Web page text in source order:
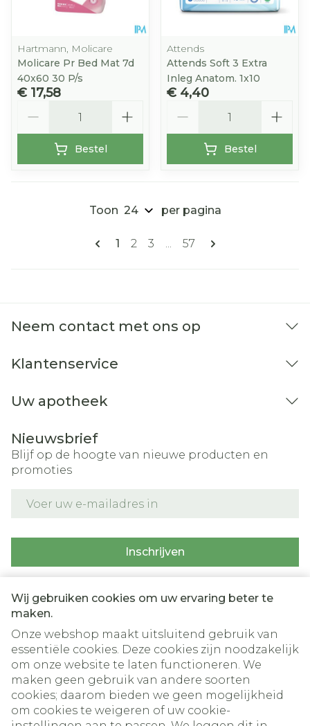
Wij gebruiken cookies om uw ervaring beter te
maken.
Onze webshop maakt uitsluitend gebruik van
essentiële cookies. Deze cookies zijn noodzakelijk
om onze website te laten functioneren. We
maken geen gebruik van andere soorten
cookies; daarom bieden we geen mogelijkheid
om cookies te weigeren of uw cookie-
Hartmann, Molicare
Molicare Pr Bed Mat 7d
40x60 30 P/s
€ 17,58
Bestel
Attends
Attends Soft 3 Extra
Inleg Anatom. 1x10
€ 4,40
Bestel
Pagina's
U lees momenteel pagina
1 Pagina
2 Pagina
3 ... Pagina
57
Toon per pagina
Neem contact met ons op
Klantenservice
Uw apotheek
Nieuwsbrief
Blijf op de hoogte van nieuwe producten en
promoties
Inschrijven
nieuwsbrief en gaat u akkoord met onzeprivacy policy